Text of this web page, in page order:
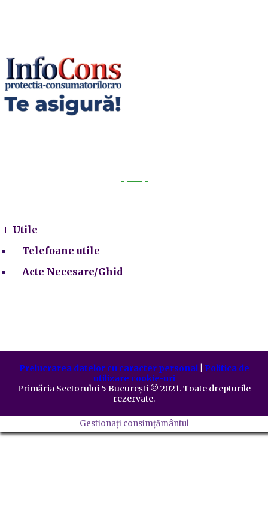
Utile
Telefoane utile
Acte Necesare/Ghid
Prelucrarea datelor cu caracter personal| Politica de
utilizare cookie-uri
Primăria Sectorului 5 București ©️ 2021. Toate drepturile
rezervate.
Gestionați consimțământul